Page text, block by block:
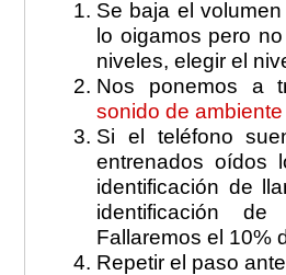
Se baja el
lo oigamos pero
niveles, elegir el
Nos ponemos a
sonido de ambiente
Si el teléfono
entrenados oídos
identificación de
identificación
Fallaremos el 10%
Repetir el paso